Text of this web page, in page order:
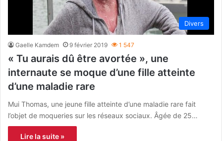
Divers
Gaelle Kamdem 9 février 2019 1 547
« Tu aurais dû être avortée », une
internaute se moque d’une fille atteinte
d’une maladie rare
Mui Thomas, une jeune fille atteinte d’une maladie rare fait
l’objet de moqueries sur les réseaux sociaux. Âgée de 25…
Lire la suite »